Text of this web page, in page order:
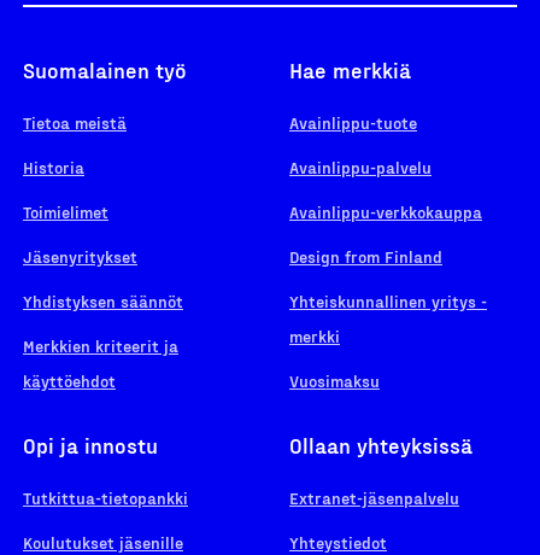
Suomalainen työ
Tietoa meistä
Historia
Toimielimet
Jäsenyritykset
Yhdistyksen säännöt
Merkkien kriteerit ja
käyttöehdot
Hae merkkiä
Avainlippu-tuote
Avainlippu-palvelu
Avainlippu-verkkokauppa
Design from Finland
Yhteiskunnallinen yritys -
merkki
Vuosimaksu
Opi ja innostu
Tutkittua-tietopankki
Koulutukset jäsenille
Ollaan yhteyksissä
Extranet-jäsenpalvelu
Yhteystiedot